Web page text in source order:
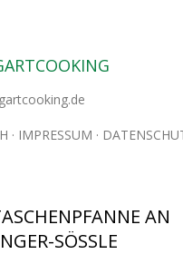
IMPRESSUM
AN
SÖSSLE